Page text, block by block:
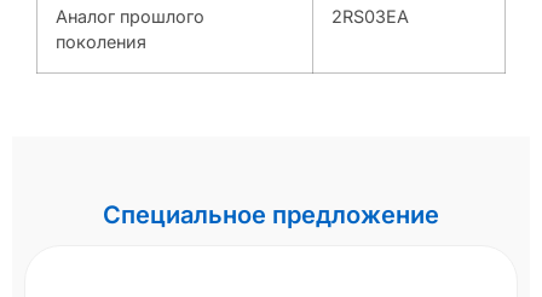
Аналог прошлого
поколения
2RS03EA
Специальное предложение